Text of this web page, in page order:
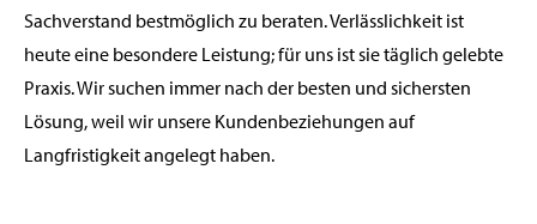
Sachverstand bestmöglich zu beraten. Verlässlichkeit ist
heute eine besondere Leistung; für uns ist sie täglich gelebte
Praxis. Wir suchen immer nach der besten und sichersten
Lösung, weil wir unsere Kundenbeziehungen auf
Langfristigkeit angelegt haben.